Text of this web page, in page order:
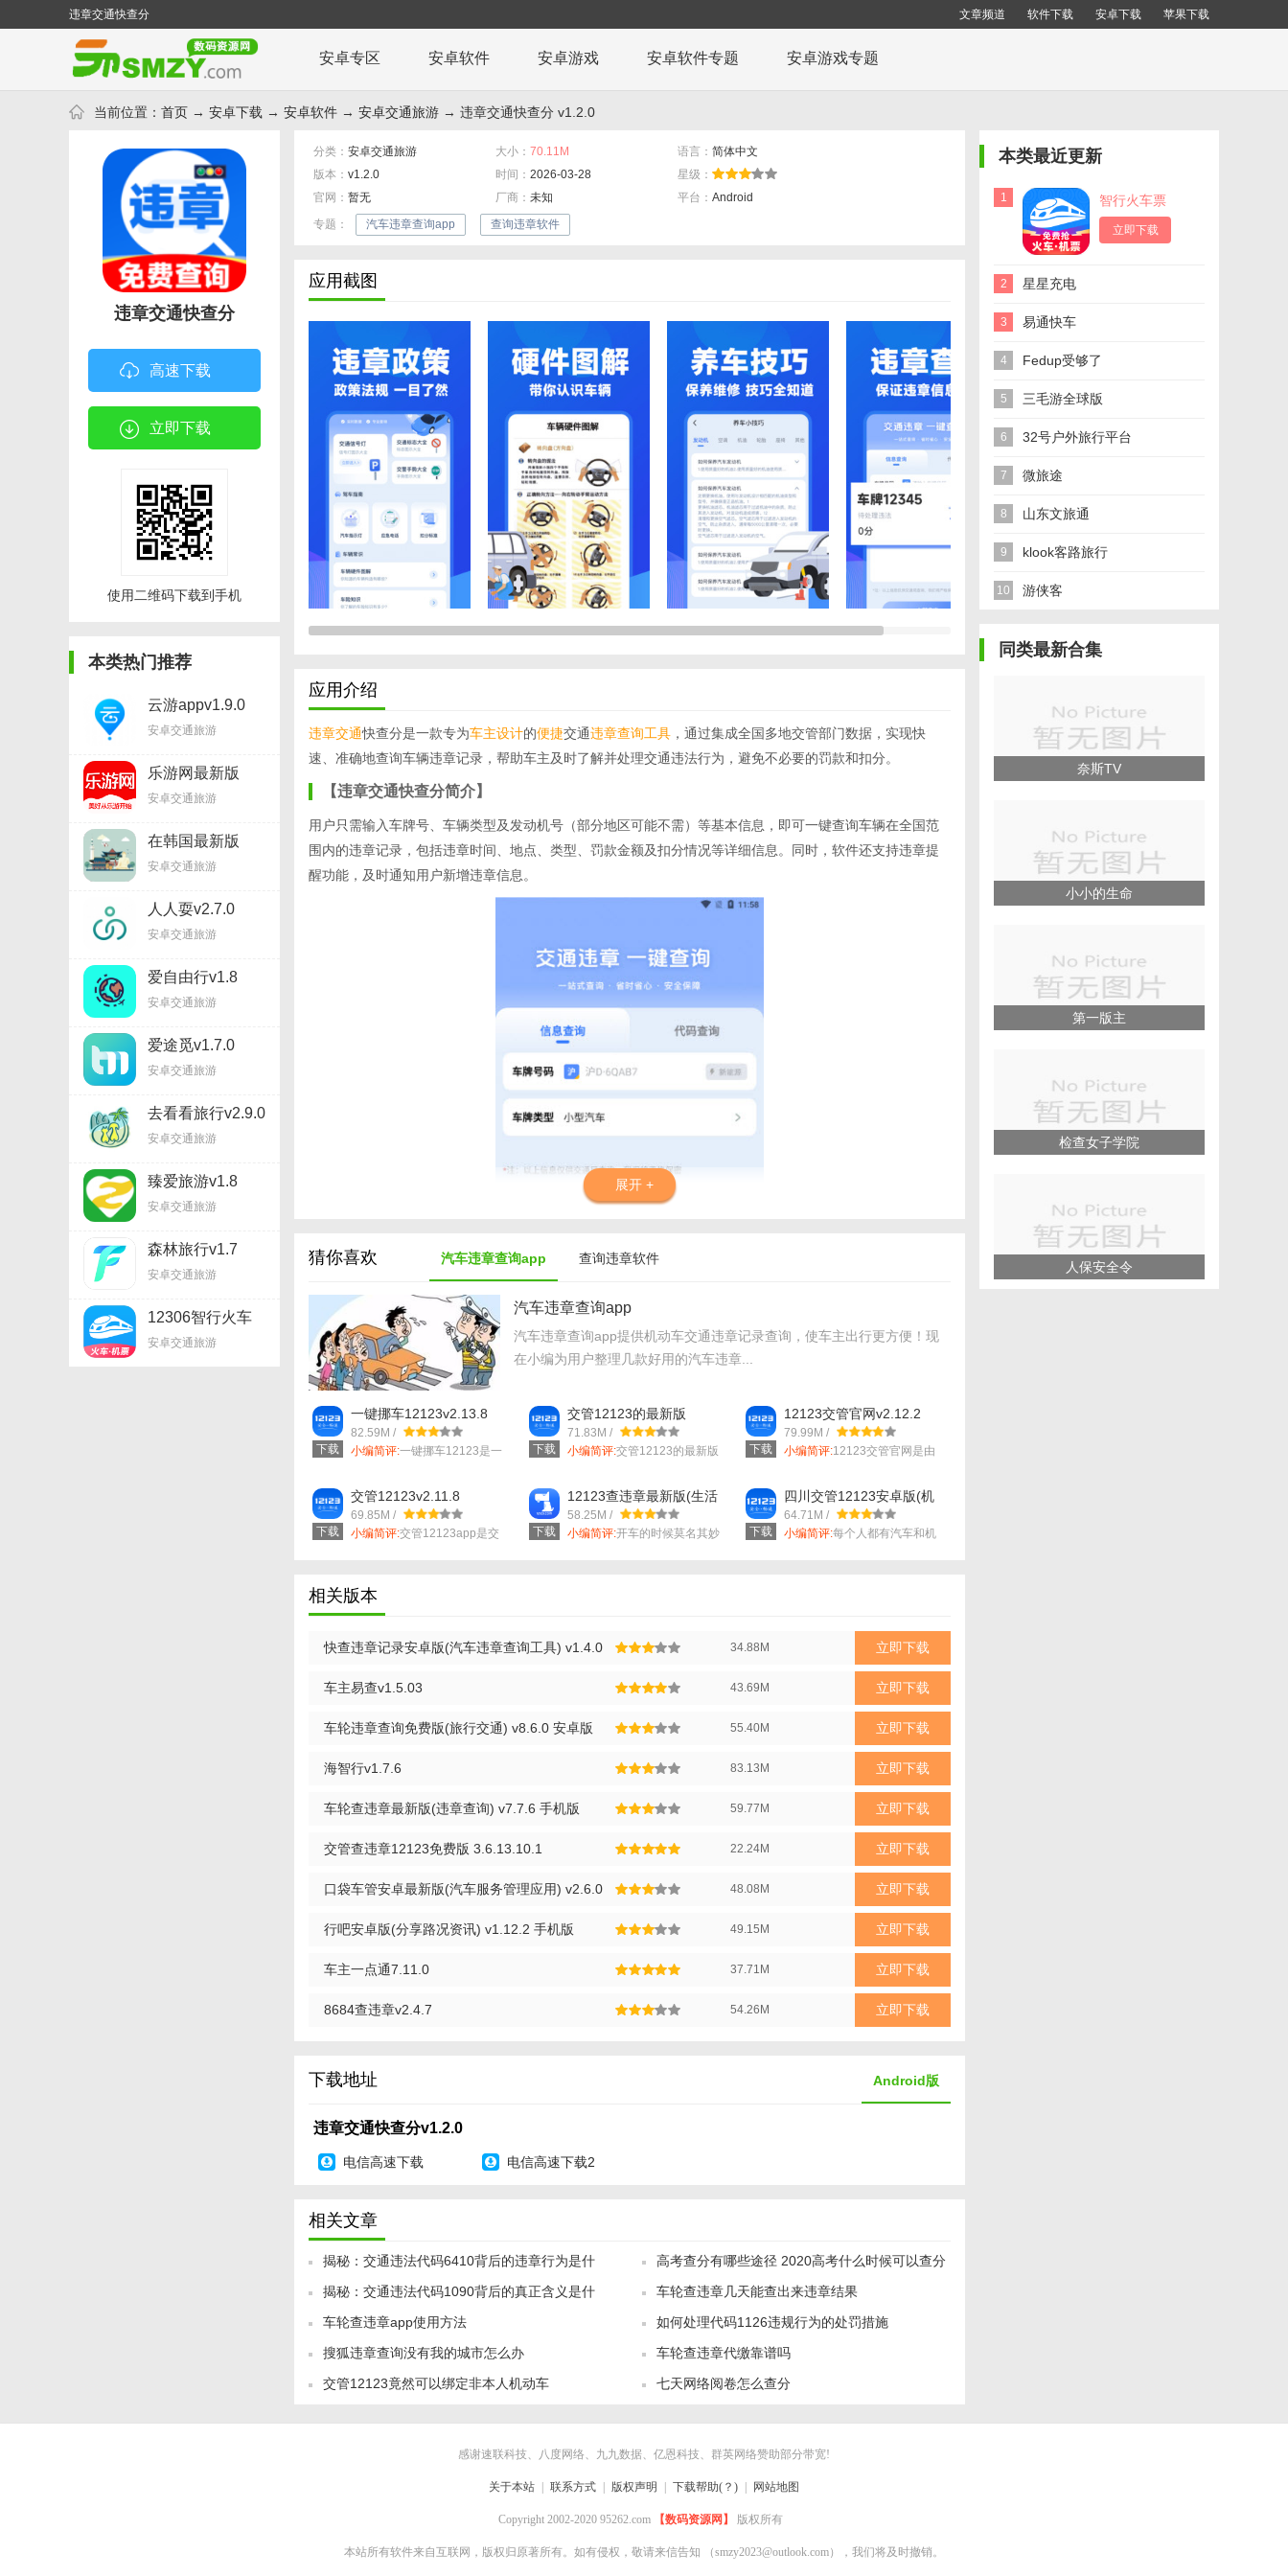
违章交通快查分 文章频道 软件下载 安卓下载 苹果下载
安卓专区 安卓软件 安卓游戏 安卓软件专题 安卓游戏专题
当前位置： 首页 → 安卓下载 → 安卓软件 → 安卓交通旅游 → 违章交通快查分 v1.2.0
违章交通快查分
高速下载
立即下载
使用二维码下载到手机
本类热门推荐
云游appv1.9.0
安卓交通旅游
乐游网最新版
v2.12.1
安卓交通旅游
在韩国最新版
v20200531.8
安卓交通旅游
人人耍v2.7.0
安卓交通旅游
爱自由行v1.8
安卓交通旅游
爱途觅v1.7.0
安卓交通旅游
去看看旅行v2.9.0
安卓交通旅游
臻爱旅游v1.8
安卓交通旅游
森林旅行v1.7
安卓交通旅游
12306智行火车
v9.10.1
安卓交通旅游
分类： 安卓交通旅游 大小： 70.11M 语言： 简体中文
版本： v1.2.0 时间： 2026-03-28
星级：
官网： 暂无 厂商： 未知 平台： Android
专题：
汽车违章查询app 查询违章软件
应用截图
应用介绍
违章交通快查分是一款专为车主设计的便捷交通违章查询工具 ，通过集成全国多地交管部门数据，实现快
速、准确地查询车辆违章记录，帮助车主及时了解并处理交通违法行为，避免不必要的罚款和扣分。
【违章交通快查分简介】
用户只需输入车牌号、车辆类型及发动机号（部分地区可能不需）等基本信息，即可一键查询车辆在全国范
围内的违章记录，包括违章时间、地点、类型、罚款金额及扣分情况等详细信息。同时，软件还支持违章提
醒功能，及时通知用户新增违章信息。
1. 绑定多辆车：支持一个账号绑定多辆车，方便家庭成员或企业车辆管理。
3. 违章解读：详细解读违章代码，帮助用户理解违章原因及可能后果。
4. 罚款缴纳：部分地区支持在线缴纳罚款，简化处理流程，节省时间。
【违章交通快查分内容】
4. 年检提醒：设置车辆年检提醒，确保车辆合法上路。
【违章交通快查分优势】
1. 数据全面：集成全国多地交管部门数据，确保查询结果准确无误。
2. 更新及时：数据实时更新，确保用户获取最新违章信息。
对于经常驾车出行的车主来说，违章交通快查分无疑是一款不可或缺的实用工具。它不仅能帮助您及时了解
并处理车辆违章记录，还能通过提供违章处理指南、限行查询等功能，全方位提升您的出行体验。无论是个
人用车还是企业车队管理，都能从中受益。因此，我们强烈推荐每一位车主下载并使用这款软件。
展开 +
猜你喜欢 汽车违章查询app 查询违章软件
汽车违章查询app
汽车违章查询app提供机动车交通违章记录查询，使车主出行更方便！现
在小编为用户整理几款好用的汽车违章...
下载
一键挪车12123v2.13.8
82.59M /
小编简评:一键挪车12123是一
下载
交管12123的最新版
Appv2.12.2
71.83M /
小编简评:交管12123的最新版
下载
12123交管官网v2.12.2
79.99M /
小编简评:12123交管官网是由
下载
交管12123v2.11.8
69.85M /
小编简评:交管12123app是交
下载
12123查违章最新版(生活
相关) v3.14.8 手机版
58.25M /
小编简评:开车的时候莫名其妙
下载
四川交管12123安卓版(机
动车违章查询) v1.9 正式
版
64.71M /
小编简评:每个人都有汽车和机
相关版本
快查违章记录安卓版(汽车违章查询工具) v1.4.0
手机版
34.88M 立即下载
车主易查v1.5.03 43.69M 立即下载
车轮违章查询免费版(旅行交通) v8.6.0 安卓版 55.40M 立即下载
海智行v1.7.6 83.13M 立即下载
车轮查违章最新版(违章查询) v7.7.6 手机版 59.77M 立即下载
交管查违章12123免费版 3.6.13.10.1 22.24M 立即下载
口袋车管安卓最新版(汽车服务管理应用) v2.6.0
官方版
48.08M 立即下载
行吧安卓版(分享路况资讯) v1.12.2 手机版 49.15M 立即下载
车主一点通7.11.0 37.71M 立即下载
8684查违章v2.4.7 54.26M 立即下载
下载地址 Android版
违章交通快查分v1.2.0
电信高速下载 电信高速下载2
相关文章
揭秘：交通违法代码6410背后的违章行为是什
么？
高考查分有哪些途径 2020高考什么时候可以查分
揭秘：交通违法代码1090背后的真正含义是什
么？
车轮查违章几天能查出来违章结果
车轮查违章app使用方法
如何处理代码1126违规行为的处罚措施
搜狐违章查询没有我的城市怎么办
车轮查违章代缴靠谱吗
交管12123竟然可以绑定非本人机动车
七天网络阅卷怎么查分
本类最近更新
1
智行火车票
12306购票
立即下载
2 星星充电
3 易通快车
4 Fedup受够了
5 三毛游全球版
6 32号户外旅行平台
7 微旅途
8 山东文旅通
9 klook客路旅行
10 游侠客
同类最新合集
奈斯TV
小小的生命
第一版主
检查女子学院
人保安全令
感谢速联科技、八度网络、九九数据、亿恩科技、群英网络赞助部分带宽!
关于本站 联系方式 版权声明 下载帮助(？) 网站地图
Copyright 2002-2020 95262.com 【数码资源网】 版权所有
本站所有软件来自互联网，版权归原著所有。如有侵权，敬请来信告知 （smzy2023@outlook.com），我们将及时撤销。